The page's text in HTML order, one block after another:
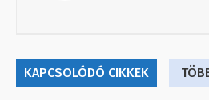
KAPCSOLÓDÓ CIKKEK